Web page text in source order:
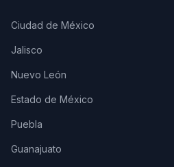
Ciudad de México
Jalisco
Nuevo León
Estado de México
Puebla
Guanajuato